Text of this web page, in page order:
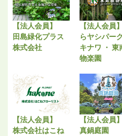
【法人会員】
田島緑化プラス
株式会社
【法人会員
らヤシパー
キナワ ・ 東
物楽園
【法人会員】
株式会社はこね
【法人会員】
真鍋庭園